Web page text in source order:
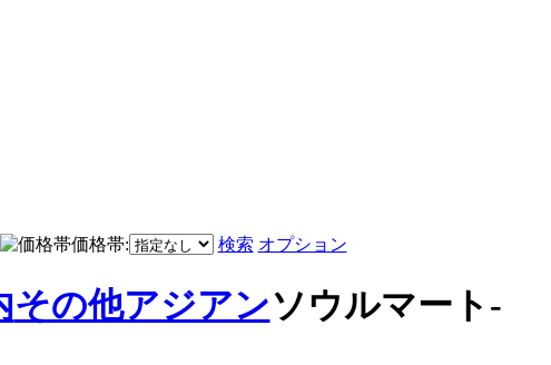
価格帯: 検索 オプション
その他アジアンソウルマート-